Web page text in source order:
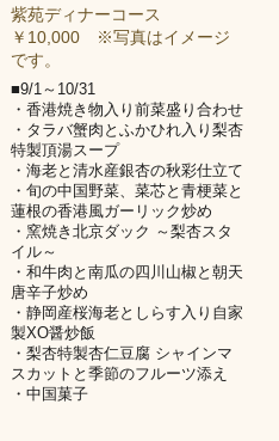
紫苑ディナーコース
￥10,000 ※写真はイメージ
です。
■9/1～10/31
・香港焼き物入り前菜盛り合わせ
・タラバ蟹肉とふかひれ入り梨杏
特製頂湯スープ
・海老と清水産銀杏の秋彩仕立て
・旬の中国野菜、菜芯と青梗菜と
蓮根の香港風ガーリック炒め
・窯焼き北京ダック ～梨杏スタ
イル～
・和牛肉と南瓜の四川山椒と朝天
唐辛子炒め
・静岡産桜海老としらす入り自家
製XO醤炒飯
・梨杏特製杏仁豆腐 シャインマ
スカットと季節のフルーツ添え
・中国菓子